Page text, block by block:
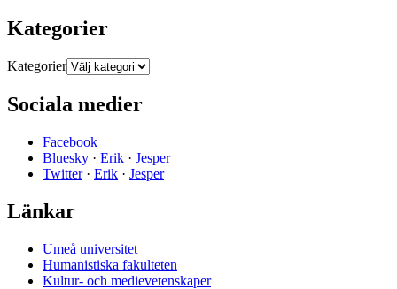
Kategorier
Kategorier
Sociala medier
Facebook
Bluesky · Erik · Jesper
Twitter· Erik · Jesper
Länkar
Umeå universitet
Humanistiska fakulteten
Kultur- och medievetenskaper